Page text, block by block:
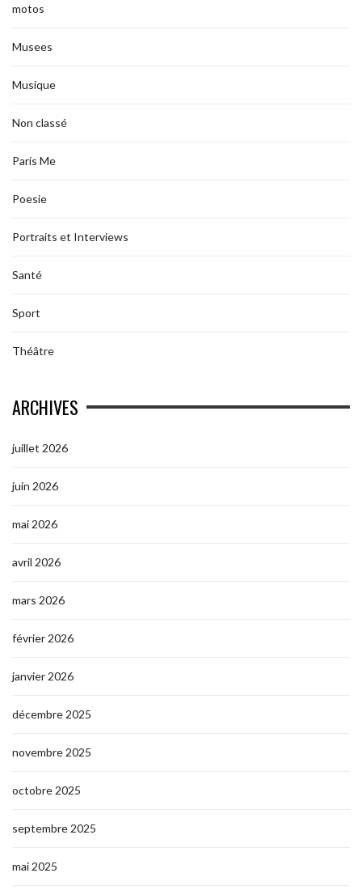
motos
Musees
Musique
Non classé
Paris Me
Poesie
Portraits et Interviews
Santé
Sport
Théâtre
ARCHIVES
juillet 2026
juin 2026
mai 2026
avril 2026
mars 2026
février 2026
janvier 2026
décembre 2025
novembre 2025
octobre 2025
septembre 2025
mai 2025